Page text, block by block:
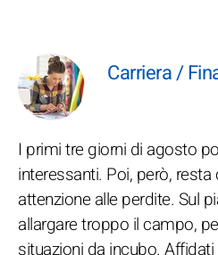
Carriera /
I primi tre giorni di agosto
interessanti. Poi, però,
attenzione alle perdite. Sul
allargare troppo il campo,
situazioni da incubo. Affidati